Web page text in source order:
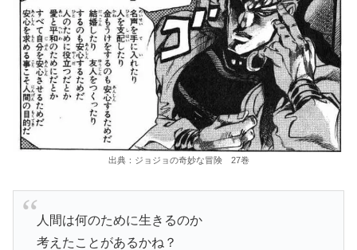
出典：ジョジョの奇妙な冒険 27巻
人間は何のために生きるのか
考えたことがあるかね？